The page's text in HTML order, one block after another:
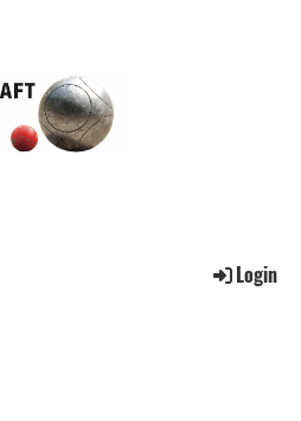
Login